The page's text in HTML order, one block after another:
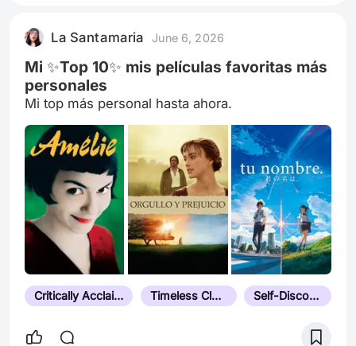
La Santamaria June 6, 2026
Mi ✨Top 10✨ mis películas favoritas más
personales
Mi top más personal hasta ahora.
Critically Acclaimed Timeless Classic Self-Discovery